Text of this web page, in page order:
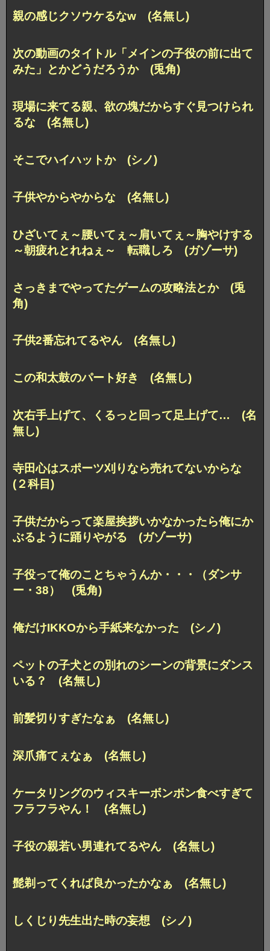
親の感じクソウケるなw (名無し)
次の動画のタイトル「メインの子役の前に出て
みた」とかどうだろうか (兎角)
現場に来てる親、欲の塊だからすぐ見つけられ
るな (名無し)
そこでハイハットか (シノ)
子供やからやからな (名無し)
ひざいてぇ～腰いてぇ～肩いてぇ～胸やけする
～朝疲れとれねぇ～ 転職しろ (ガゾーサ)
さっきまでやってたゲームの攻略法とか (兎
角)
子供2番忘れてるやん (名無し)
この和太鼓のパート好き (名無し)
次右手上げて、くるっと回って足上げて… (名
無し)
寺田心はスポーツ刈りなら売れてないからな
(２科目)
子供だからって楽屋挨拶いかなかったら俺にか
ぶるように踊りやがる (ガゾーサ)
子役って俺のことちゃうんか・・・（ダンサ
ー・38） (兎角)
俺だけIKKOから手紙来なかった (シノ)
ペットの子犬との別れのシーンの背景にダンス
いる？ (名無し)
前髪切りすぎたなぁ (名無し)
深爪痛てぇなぁ (名無し)
ケータリングのウィスキーボンボン食べすぎて
フラフラやん！ (名無し)
子役の親若い男連れてるやん (名無し)
髭剃ってくれば良かったかなぁ (名無し)
しくじり先生出た時の妄想 (シノ)